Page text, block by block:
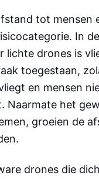
tot mensen
In
lichte drones is
toegestaan,
en mensen
Naarmate het
groeien de
drones die